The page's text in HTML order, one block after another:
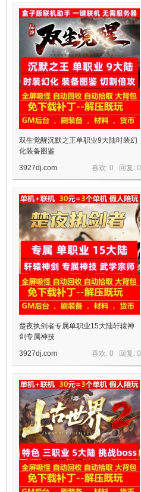
双生觉醒沉默之王单职业9大陆时装幻
化装备图鉴
喜欢: 0 回复: 0
3927dj.com
楚夜执剑者专属单职业15大陆轩辕神
剑专属神技
喜欢: 0 回复: 0
3927dj.com